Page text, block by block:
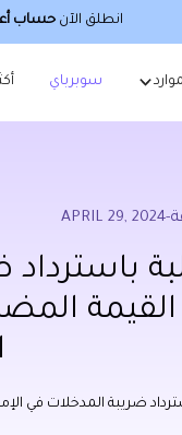
انطلق الآن حساب
سوبرباي
-
APRIL 29, 2024
ضريبة المدخلات في